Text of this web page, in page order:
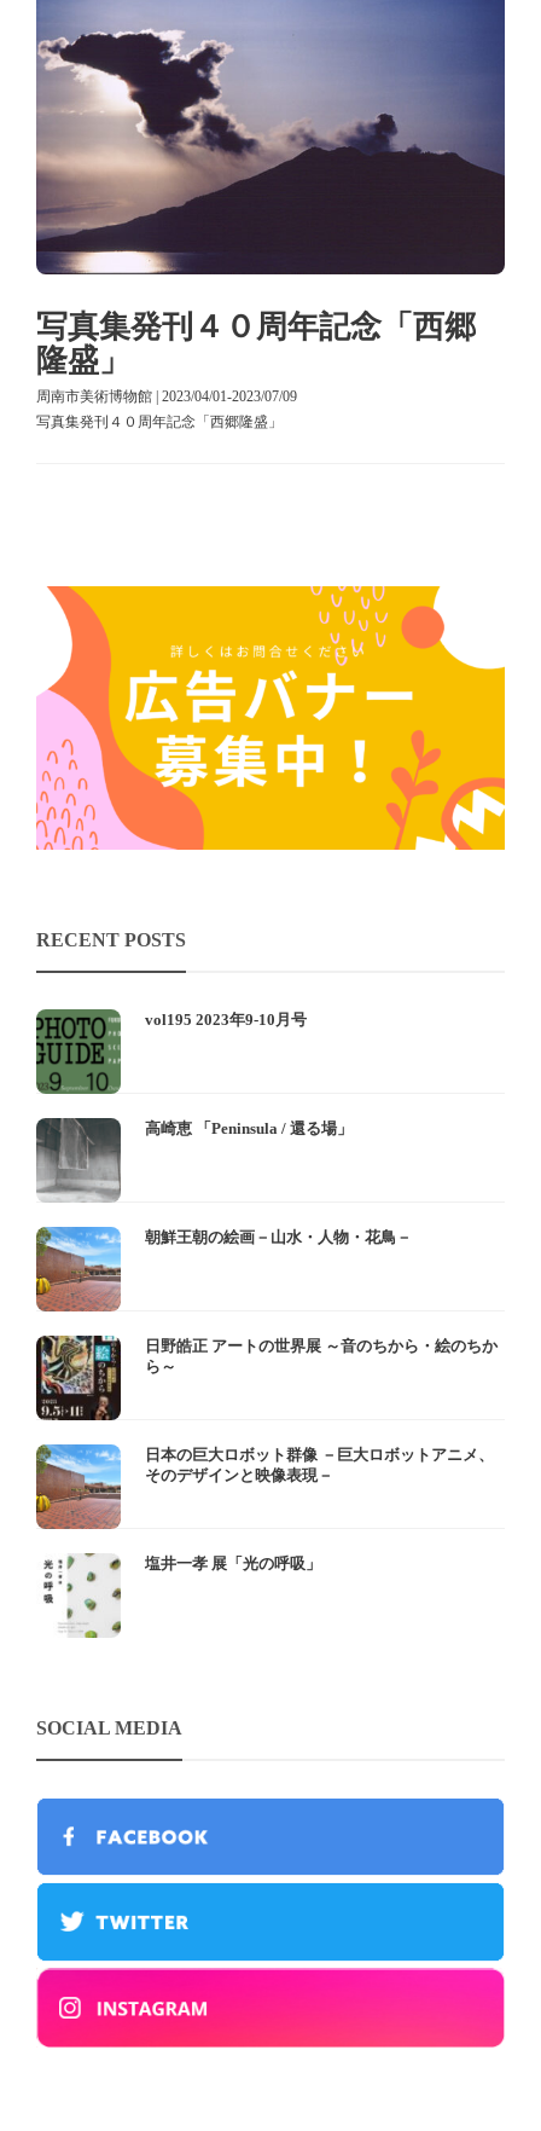
写真集発刊４０周年記念「西郷
隆盛」
周南市美術博物館 | 2023/04/01-2023/07/09
写真集発刊４０周年記念「西郷隆盛」
RECENT POSTS
vol195 2023年9-10月号
高崎恵 「Peninsula / 還る場」
朝鮮王朝の絵画－山水・人物・花鳥－
日野皓正 アートの世界展 ～音のちから・絵のちか
ら～
日本の巨大ロボット群像 －巨大ロボットアニメ、
そのデザインと映像表現－
塩井一孝 展「光の呼吸」
SOCIAL MEDIA